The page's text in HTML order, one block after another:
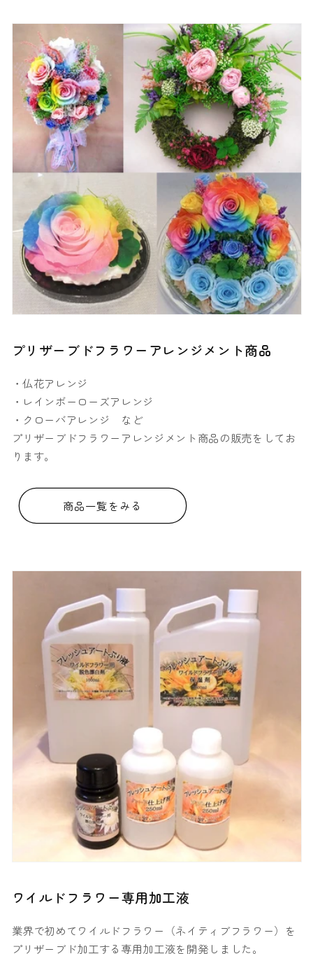
プリザーブドフラワーアレンジメント商品
・仏花アレンジ
・レインボーローズアレンジ
・クローバアレンジ など
プリザーブドフラワーアレンジメント商品の販売をしてお
ります。
商品一覧をみる
ワイルドフラワー専用加工液
業界で初めてワイルドフラワー（ネイティブフラワー）を
プリザーブド加工する専用加工液を開発しました。